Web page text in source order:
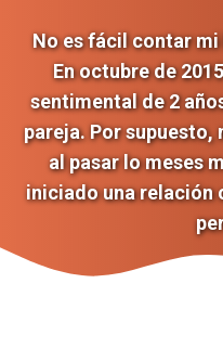
No es fácil contar
En octubre de
sentimental de 2
pareja. Por
al pasar lo meses
iniciado una relación